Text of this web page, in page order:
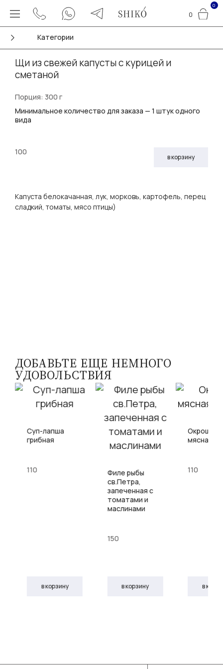
0
0
Категории
Щи из свежей капусты с курицей и
сметаной
Порция: 300 г
Минимальное количество для заказа — 1 штук одного
вида
100
в корзину
Капуста белокачанная, лук, морковь, картофель, перец
сладкий, томаты, мясо птицы)
ДОБАВЬТЕ ЕЩЕ НЕМНОГО
УДОВОЛЬСТВИЯ
Суп-лапша
грибная
110
в корзину
Филе рыбы
св.Петра,
запеченная с
томатами и
маслинами
150
в корзину
Окрошка
мясная
110
в